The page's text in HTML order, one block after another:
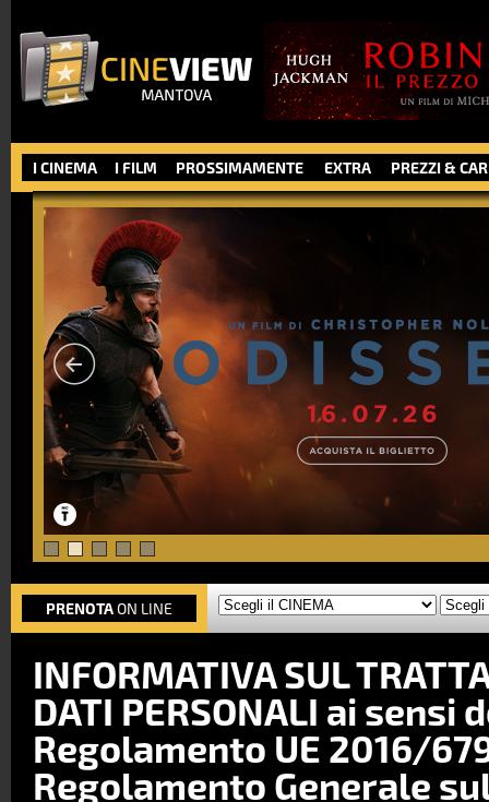
I CINEMA I FILM PROSSIMAMENTE EXTRA PREZZI &
PRENOTAON LINE
INFORMATIVA SUL
DATI PERSONALI ai sensi
Regolamento UE 2016/
Regolamento Generale